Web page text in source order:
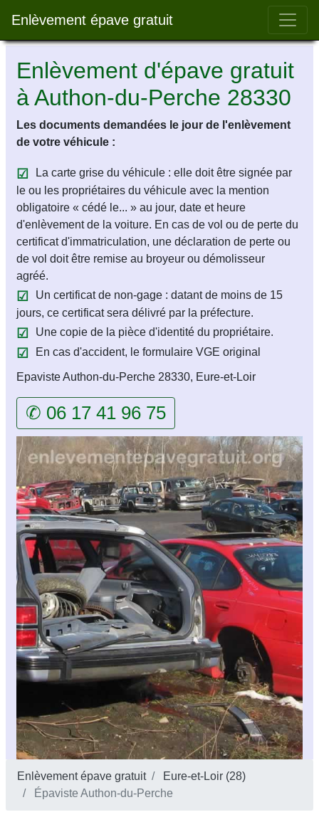
Enlèvement épave gratuit Bar
Enlèvement d'épave gratuit
à Authon-du-Perche 28330
Les documents demandées le jour de l'enlèvement
de votre véhicule :
La carte grise du véhicule : elle doit être signée par
le ou les propriétaires du véhicule avec la mention
obligatoire « cédé le... » au jour, date et heure
d'enlèvement de la voiture. En cas de vol ou de perte du
certificat d'immatriculation, une déclaration de perte ou
de vol doit être remise au broyeur ou démolisseur
agréé.
Un certificat de non-gage : datant de moins de 15
jours, ce certificat sera délivré par la préfecture.
Une copie de la pièce d'identité du propriétaire.
En cas d'accident, le formulaire VGE original
Epaviste Authon-du-Perche 28330, Eure-et-Loir
✆ 06 17 41 96 75
Enlèvement épave gratuit
Eure-et-Loir (28)
Épaviste Authon-du-Perche